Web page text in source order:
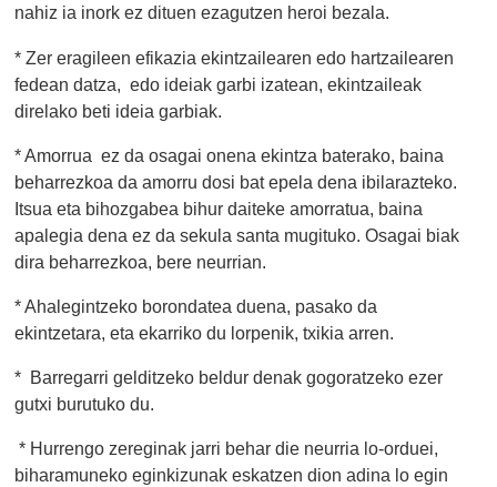
nahiz ia inork ez dituen ezagutzen heroi bezala.
* Zer eragileen efikazia ekintzailearen edo hartzailearen
fedean datza, edo ideiak garbi izatean, ekintzaileak
direlako beti ideia garbiak.
* Amorrua ez da osagai onena ekintza baterako, baina
beharrezkoa da amorru dosi bat epela dena ibilarazteko.
Itsua eta bihozgabea bihur daiteke amorratua, baina
apalegia dena ez da sekula santa mugituko. Osagai biak
dira beharrezkoa, bere neurrian.
* Ahalegintzeko borondatea duena, pasako da
ekintzetara, eta ekarriko du lorpenik, txikia arren.
* Barregarri gelditzeko beldur denak gogoratzeko ezer
gutxi burutuko du.
* Hurrengo zereginak jarri behar die neurria lo-orduei,
biharamuneko eginkizunak eskatzen dion adina lo egin